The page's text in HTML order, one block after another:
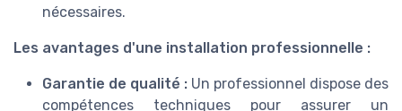
nécessaires.
Les avantages d'une installation professionnelle :
Garantie de qualité : Un professionnel dispose des
compétences techniques pour assurer un